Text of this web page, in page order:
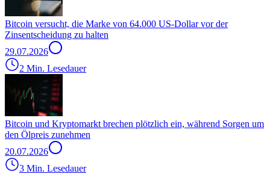
Bitcoin versucht, die Marke von 64.000 US-Dollar vor der
Zinsentscheidung zu halten
29.07.2026
2 Min. Lesedauer
Bitcoin und Kryptomarkt brechen plötzlich ein, während Sorgen um
den Ölpreis zunehmen
20.07.2026
3 Min. Lesedauer